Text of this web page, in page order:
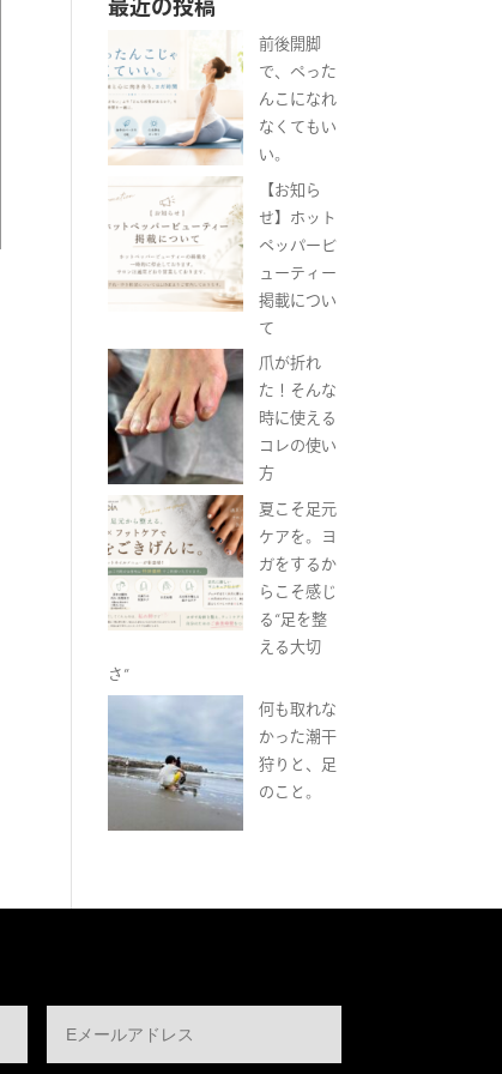
最近の投稿
前後開脚
で、ぺった
んこになれ
なくてもい
い。
【お知ら
せ】ホット
ペッパービ
ューティー
掲載につい
て
爪が折れ
た！そんな
時に使える
コレの使い
方
夏こそ足元
ケアを。ヨ
ガをするか
らこそ感じ
る“足を整
える大切
さ”
何も取れな
かった潮干
狩りと、足
のこと。